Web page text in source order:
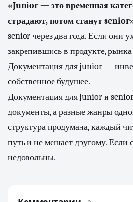
«Junior — это временная
страдают, потом станут
senior через два года. Если они
закрепившись в продукте, рынка
Документация для junior —
собственное будущее.
Документация для junior и
документы, а разные жанры
структура продумана, каждый
путь и не мешает другому. Если
недовольны.